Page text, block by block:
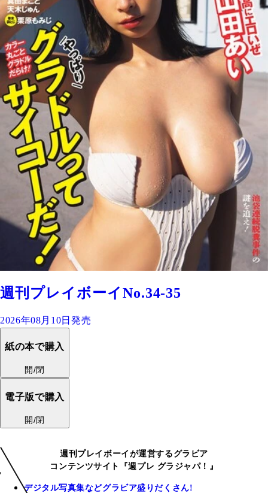
週刊プレイボーイNo.34-35
2026年08月10日発売
紙の本で購入
開/閉
電子版で購入
開/閉
週刊プレイボーイが運営するグラビア
コンテンツサイト『週プレ グラジャパ！』
デジタル写真集などグラビア盛りだくさん!